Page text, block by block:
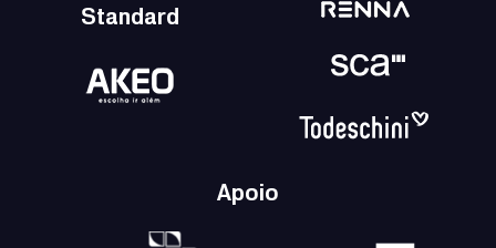
Standard
Apoio